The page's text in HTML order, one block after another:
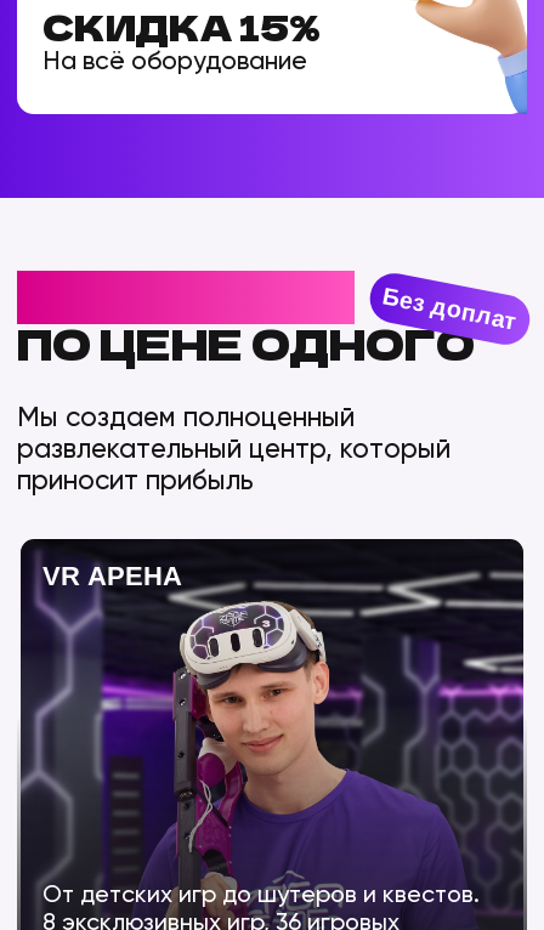
8 эксклюзивных игр, 36 игровых
ИНТЕРАКТИВНАЯ СТЕНА
Уникальный продукт, который
позволяет зарабатывать больше,
привлекая новую аудиторию. Семьи
с детьми, школьников и корпоративных
Хит для детей 4–10 лет. Простые игры,
яркие персонажи, динамичные сюжеты
и простое управление — дети
забывают про телефоны и
погружаются в игру с головой